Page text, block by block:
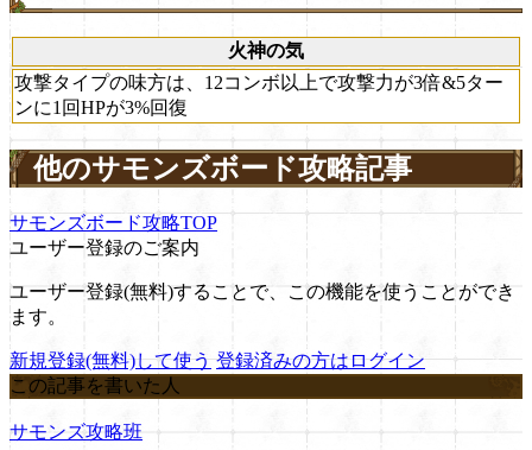
火神の気
攻撃タイプの味方は、12コンボ以上で攻撃力が3倍&5ター
ンに1回HPが3%回復
他のサモンズボード攻略記事
サモンズボード攻略TOP
ユーザー登録のご案内
ユーザー登録(無料)することで、この機能を使うことができ
ます。
新規登録(無料)して使う 登録済みの方はログイン
この記事を書いた人
サモンズ攻略班